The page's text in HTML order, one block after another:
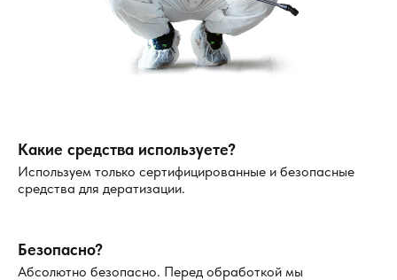
Какие средства используете?
Используем только сертифицированные и безопасные
средства для дератизации.
Безопасно?
Абсолютно безопасно. Перед обработкой мы